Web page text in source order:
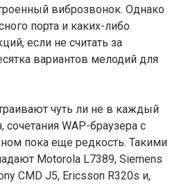
виброзвонок. Однако
порта и каких-либо
если не считать за
вариантов мелодий для
чуть ли не в каждый
WAP-браузера с
пока еще редкость. Такими
Motorola L7389, Siemens
CMD J5, Ericsson R320s и,